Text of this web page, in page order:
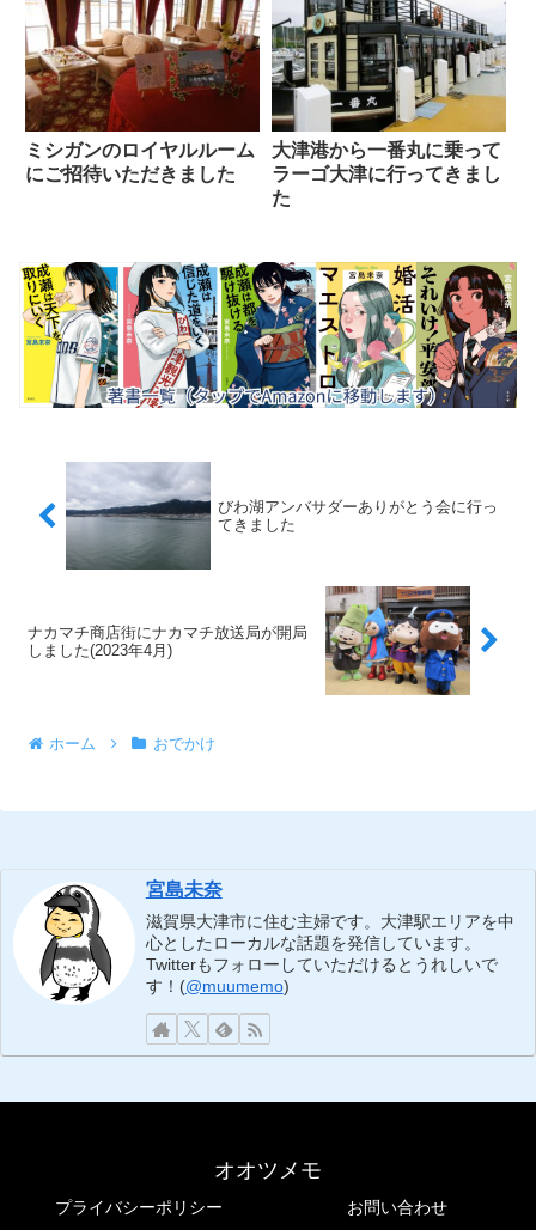
ミシガンのロイヤルルーム
にご招待いただきました
大津港から一番丸に乗って
ラーゴ大津に行ってきまし
た
びわ湖アンバサダーありがとう会に行っ
てきました
ナカマチ商店街にナカマチ放送局が開局
しました(2023年4月)
ホーム おでかけ
宮島未奈
滋賀県大津市に住む主婦です。大津駅エリアを中
心としたローカルな話題を発信しています。
Twitterもフォローしていただけるとうれしいで
す！(@muumemo)
オオツメモ
プライバシーポリシー お問い合わせ